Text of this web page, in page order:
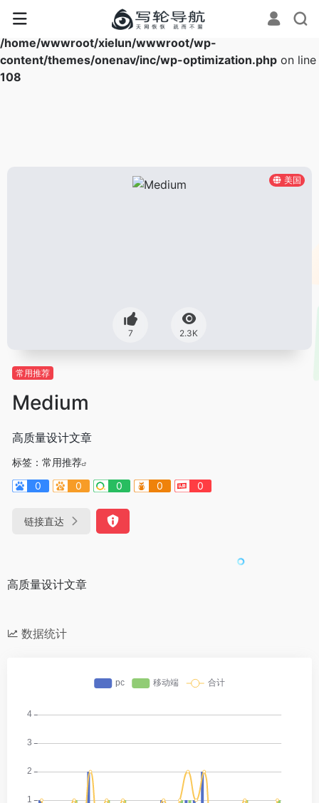
Warning
: Array to string conversion in
/home/wwwroot/xielun/wwwroot/wp-
content/themes/onenav/inc/wp-optimization.php on line
108
美国
7 2.3K
常用推荐
Medium
高质量设计文章
标签： 常用推荐
0
0 0 0 0
链接直达
高质量设计文章
数据统计